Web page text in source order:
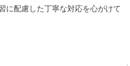
に配慮した丁寧な対応を心がけて